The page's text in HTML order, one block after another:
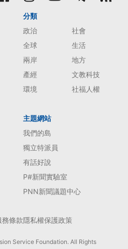
分類
政治
社會
全球
生活
兩岸
地方
產經
文教科技
環境
社福人權
主題網站
我們的島
獨立特派員
有話好說
P#新聞實驗室
PNN新聞議題中心
務條款隱私權保護政策
Service Foundation. All Rights